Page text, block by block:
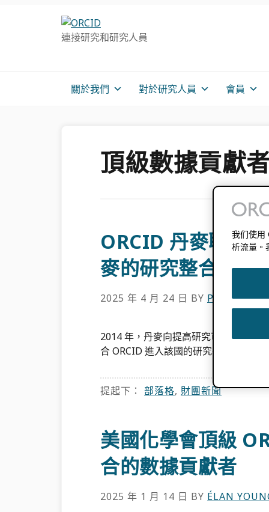
連接研究和研究人員
關於我們 對於研究人員 會員
頂級數據貢獻
ORCID 丹麥聯盟
麥的研究整合與信
2025 年 4 月 24 日 BY PALOMA
2014 年，丹麥向提高研究可見度和完
合 ORCID 進入該國的研究基礎設施。
提起下： 部落格, 財團新聞
美國化學會頂級
合的數據貢獻者
2025 年 1 月 14 日 BY ÉLAN
我们使用
析流量。